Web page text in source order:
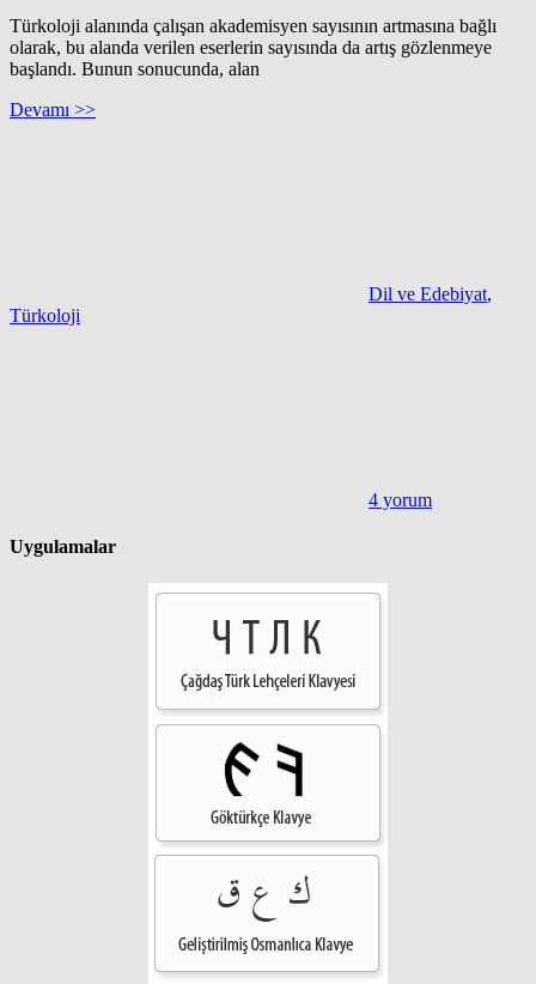
Türkoloji alanında çalışan akademisyen sayısının artmasına bağlı
olarak, bu alanda verilen eserlerin sayısında da artış gözlenmeye
başlandı. Bunun sonucunda, alan
Devamı >>
Dil ve Edebiyat,
Türkoloji
4 yorum
Uygulamalar